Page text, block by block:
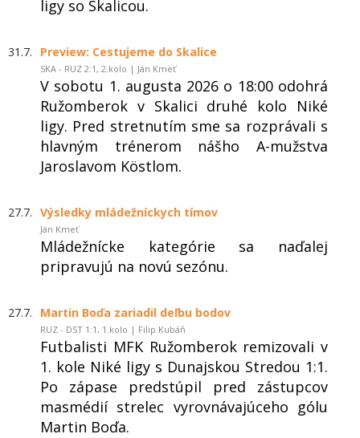
ligy so Skalicou.
31.7. Preview: Cestujeme do Skalice
SKA - RUZ 2:1, 2.kolo | Ján Kmeť
V sobotu 1. augusta 2026 o 18:00 odohrá
Ružomberok v Skalici druhé kolo Niké
ligy. Pred stretnutím sme sa rozprávali s
hlavným trénerom nášho A-mužstva
Jaroslavom Köstlom.
27.7. Výsledky mládežníckych tímov
Ján Kmeť
Mládežnícke kategórie sa naďalej
pripravujú na novú sezónu.
27.7. Martin Boďa zariadil deľbu bodov
RUZ - DST 1:1, 1.kolo | Filip Kubáň
Futbalisti MFK Ružomberok remizovali v
1. kole Niké ligy s Dunajskou Stredou 1:1.
Po zápase predstúpil pred zástupcov
masmédií strelec vyrovnávajúceho gólu
Martin Boďa.